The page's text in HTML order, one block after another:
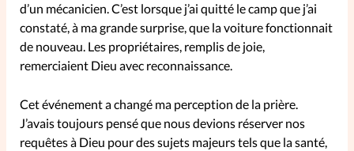
Faire un don
La Boutique
La Pause SpirituElles - toutes les
éditions
d’un mécanicien. C’est lorsque j’ai quitté le camp que j’ai
constaté, à ma grande surprise, que la voiture fonctionnait
de nouveau. Les propriétaires, remplis de joie,
remerciaient Dieu avec reconnaissance.
Cet événement a changé ma perception de la prière.
J’avais toujours pensé que nous devions réserver nos
requêtes à Dieu pour des sujets majeurs tels que la santé,